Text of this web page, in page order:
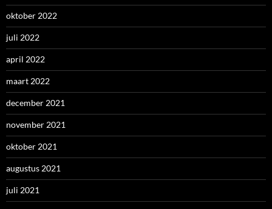
oktober 2022
juli 2022
april 2022
maart 2022
december 2021
november 2021
oktober 2021
augustus 2021
juli 2021